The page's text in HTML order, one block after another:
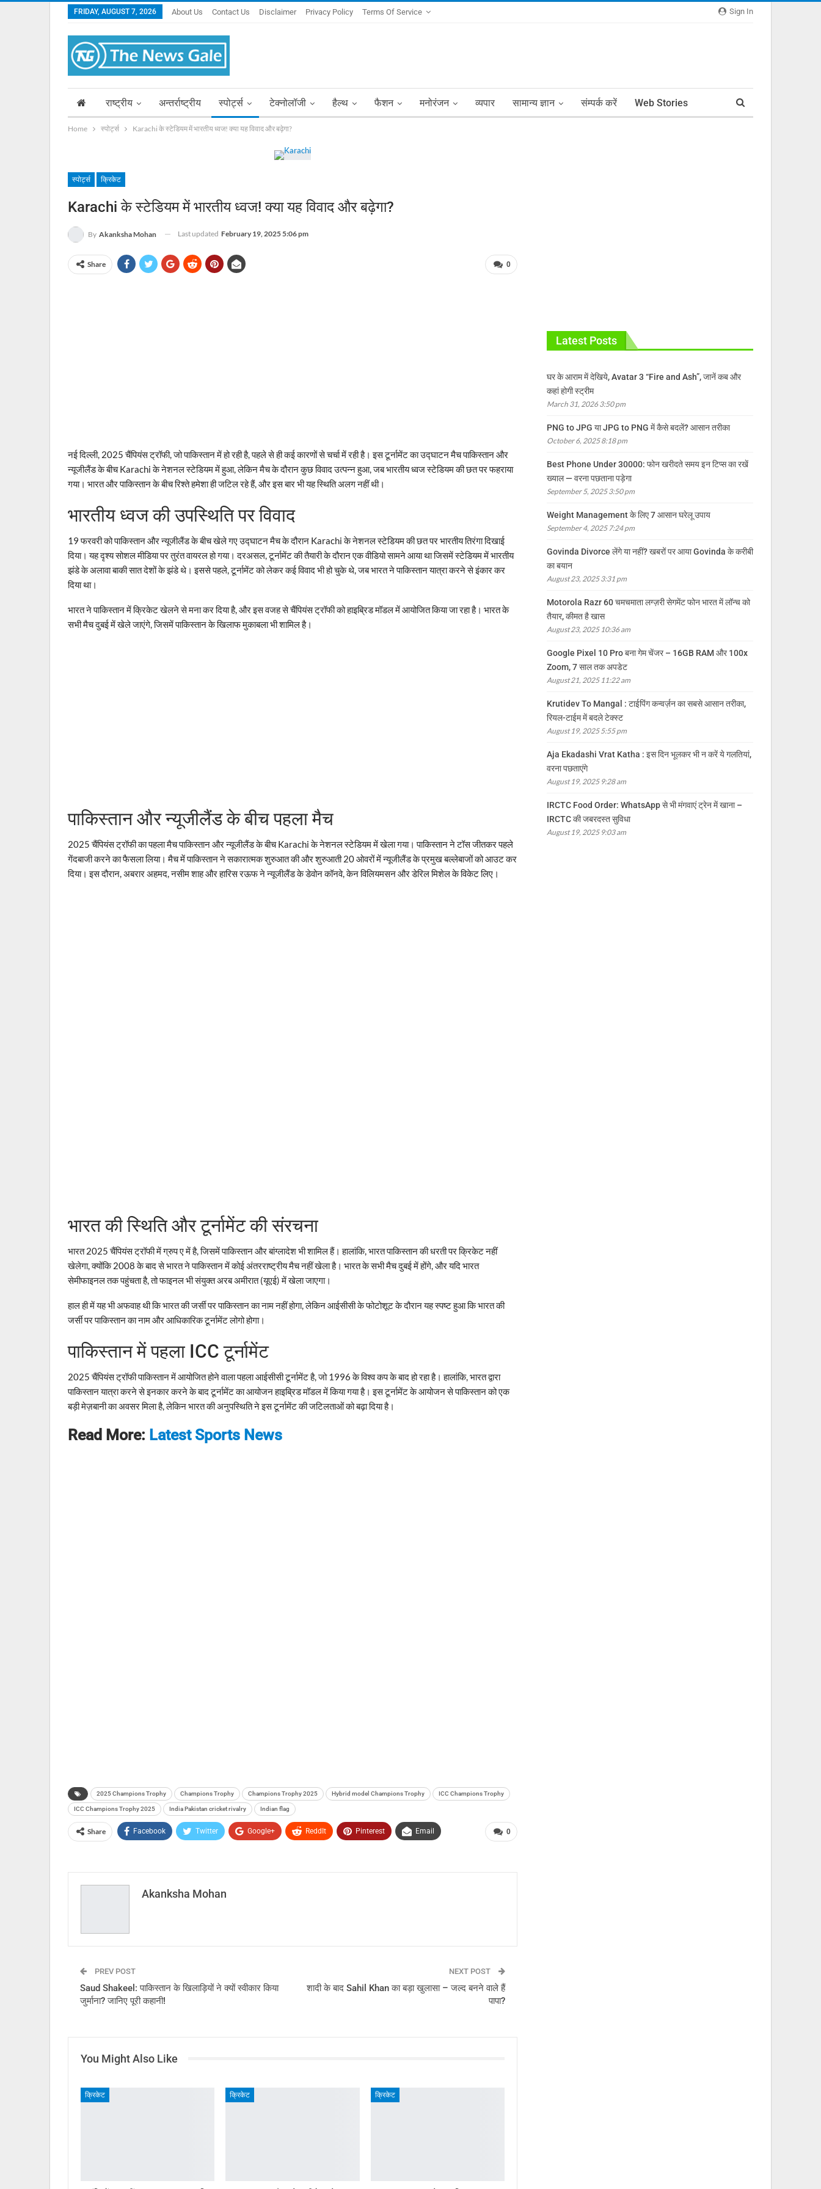
Sign In
FRIDAY, AUGUST 7, 2026 About Us Contact Us Disclaimer Privacy Policy Terms Of Service
राष्ट्रीय अन्तर्राष्ट्रीय स्पोर्ट्स टेक्नोलॉजी हैल्थ फैशन मनोरंजन व्यपार सामान्य ज्ञान संम्पर्क करें Web Stories
Home स्पोर्ट्स Karachi के स्टेडियम में भारतीय ध्वज! क्या यह विवाद और बढ़ेगा?
स्पोर्ट्स क्रिकेट
Karachi के स्टेडियम में भारतीय ध्वज! क्या यह विवाद और बढ़ेगा?
By Akanksha Mohan Last updated February 19, 2025 5:06 pm
0
Share
नई दिल्ली, 2025 चैंपियंस ट्रॉफी, जो पाकिस्तान में हो रही है, पहले से ही कई कारणों से चर्चा में रही है। इस टूर्नामेंट का उद्घाटन मैच पाकिस्तान और
न्यूजीलैंड के बीच Karachi के नेशनल स्टेडियम में हुआ, लेकिन मैच के दौरान कुछ विवाद उत्पन्न हुआ, जब भारतीय ध्वज स्टेडियम की छत पर फहराया
गया। भारत और पाकिस्तान के बीच रिश्ते हमेशा ही जटिल रहे हैं, और इस बार भी यह स्थिति अलग नहीं थी।
भारतीय ध्वज की उपस्थिति पर विवाद
19 फरवरी को पाकिस्तान और न्यूजीलैंड के बीच खेले गए उद्घाटन मैच के दौरान Karachi के नेशनल स्टेडियम की छत पर भारतीय तिरंगा दिखाई
दिया। यह दृश्य सोशल मीडिया पर तुरंत वायरल हो गया। दरअसल, टूर्नामेंट की तैयारी के दौरान एक वीडियो सामने आया था जिसमें स्टेडियम में भारतीय
झंडे के अलावा बाकी सात देशों के झंडे थे। इससे पहले, टूर्नामेंट को लेकर कई विवाद भी हो चुके थे, जब भारत ने पाकिस्तान यात्रा करने से इंकार कर
दिया था।
भारत ने पाकिस्तान में क्रिकेट खेलने से मना कर दिया है, और इस वजह से चैंपियंस ट्रॉफी को हाइब्रिड मॉडल में आयोजित किया जा रहा है। भारत के
सभी मैच दुबई में खेले जाएंगे, जिसमें पाकिस्तान के खिलाफ मुकाबला भी शामिल है।
पाकिस्तान और न्यूजीलैंड के बीच पहला मैच
2025 चैंपियंस ट्रॉफी का पहला मैच पाकिस्तान और न्यूजीलैंड के बीच Karachi के नेशनल स्टेडियम में खेला गया। पाकिस्तान ने टॉस जीतकर पहले
गेंदबाजी करने का फैसला लिया। मैच में पाकिस्तान ने सकारात्मक शुरुआत की और शुरुआती 20 ओवरों में न्यूजीलैंड के प्रमुख बल्लेबाजों को आउट कर
दिया। इस दौरान, अबरार अहमद, नसीम शाह और हारिस रऊफ ने न्यूजीलैंड के डेवोन कॉनवे, केन विलियमसन और डेरिल मिशेल के विकेट लिए।
भारत की स्थिति और टूर्नामेंट की संरचना
भारत 2025 चैंपियंस ट्रॉफी में ग्रुप ए में है, जिसमें पाकिस्तान और बांग्लादेश भी शामिल हैं। हालांकि, भारत पाकिस्तान की धरती पर क्रिकेट नहीं
खेलेगा, क्योंकि 2008 के बाद से भारत ने पाकिस्तान में कोई अंतरराष्ट्रीय मैच नहीं खेला है। भारत के सभी मैच दुबई में होंगे, और यदि भारत
सेमीफाइनल तक पहुंचता है, तो फाइनल भी संयुक्त अरब अमीरात (यूएई) में खेला जाएगा।
हाल ही में यह भी अफवाह थी कि भारत की जर्सी पर पाकिस्तान का नाम नहीं होगा, लेकिन आईसीसी के फोटोशूट के दौरान यह स्पष्ट हुआ कि भारत की
जर्सी पर पाकिस्तान का नाम और आधिकारिक टूर्नामेंट लोगो होगा।
पाकिस्तान में पहला ICC टूर्नामेंट
2025 चैंपियंस ट्रॉफी पाकिस्तान में आयोजित होने वाला पहला आईसीसी टूर्नामेंट है, जो 1996 के विश्व कप के बाद हो रहा है। हालांकि, भारत द्वारा
पाकिस्तान यात्रा करने से इनकार करने के बाद टूर्नामेंट का आयोजन हाइब्रिड मॉडल में किया गया है। इस टूर्नामेंट के आयोजन से पाकिस्तान को एक
बड़ी मेज़बानी का अवसर मिला है, लेकिन भारत की अनुपस्थिति ने इस टूर्नामेंट की जटिलताओं को बढ़ा दिया है।
Read More: Latest Sports News
2025 Champions Trophy Champions Trophy Champions Trophy 2025 Hybrid model Champions Trophy ICC Champions Trophy
ICC Champions Trophy 2025 India Pakistan cricket rivalry Indian flag
0
Share Facebook Twitter Google+ ReddIt Pinterest Email
Akanksha Mohan
PREV POST
Saud Shakeel: पाकिस्तान के खिलाड़ियों ने क्यों स्वीकार किया
जुर्माना? जानिए पूरी कहानी!
NEXT POST
शादी के बाद Sahil Khan का बड़ा खुलासा – जल्द बनने वाले हैं
पापा?
You Might Also Like
क्रिकेट क्रिकेट क्रिकेट
Latest Posts
घर के आराम में देखिये, Avatar 3 “Fire and Ash”, जानें कब और
कहां होगी स्ट्रीम
March 31, 2026 3:50 pm
PNG to JPG या JPG to PNG में कैसे बदलें? आसान तरीका
October 6, 2025 8:18 pm
Best Phone Under 30000: फोन खरीदते समय इन टिप्स का रखें
ख्याल — वरना पछताना पड़ेगा
September 5, 2025 3:50 pm
Weight Management के लिए 7 आसान घरेलू उपाय
September 4, 2025 7:24 pm
Govinda Divorce लेंगे या नहीं? खबरों पर आया Govinda के करीबी
का बयान
August 23, 2025 3:31 pm
Motorola Razr 60 चमचमाता लग्ज़री सेगमेंट फोन भारत में लॉन्च को
तैयार, कीमत है खास
August 23, 2025 10:36 am
Google Pixel 10 Pro बना गेम चेंजर – 16GB RAM और 100x
Zoom, 7 साल तक अपडेट
August 21, 2025 11:22 am
Krutidev To Mangal : टाईपिंग कन्वर्ज़न का सबसे आसान तरीका,
रियल-टाईम में बदले टेक्स्ट
August 19, 2025 5:55 pm
Aja Ekadashi Vrat Katha : इस दिन भूलकर भी न करें ये गलतियां,
वरना पछताएंगे
August 19, 2025 9:28 am
IRCTC Food Order: WhatsApp से भी मंगवाएं ट्रेन में खाना –
IRCTC की जबरदस्त सुविधा
August 19, 2025 9:03 am